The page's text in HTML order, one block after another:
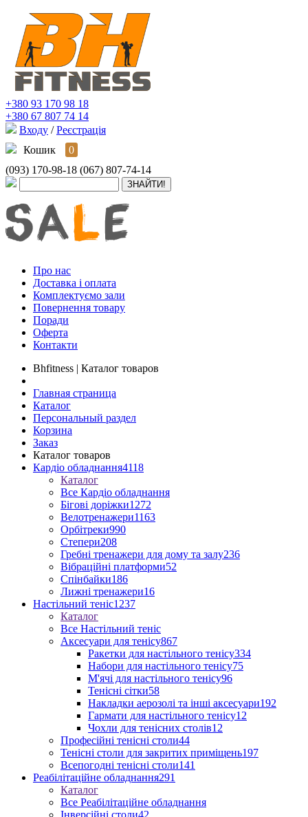
+380 93 170 98 18
+380 67 807 74 14
Входу / Реєстрація
Кошик
0
(093) 170-98-18 (067) 807-74-14
Про нас
Доставка і оплата
Комплектуємо зали
Повернення товару
Поради
Оферта
Контакти
Bhfitness | Каталог товаров
Главная страница
Каталог
Персональный раздел
Корзина
Заказ
Каталог товаров
Кардіо обладнання4118
Каталог
Все Кардіо обладнання
Бігові доріжки1272
Велотренажери1163
Орбітреки990
Степери208
Гребні тренажери для дому та залу236
Вібраційні платформи52
Спінбайки186
Лижні тренажери16
Настільний теніс1237
Каталог
Все Настільний теніс
Аксесуари для тенісу867
Ракетки для настільного тенісу334
Набори для настільного тенісу75
М'ячі для настільного тенісу96
Тенісні сітки58
Накладки аерозолі та інші аксесуари192
Гармати для настільного тенісу12
Чохли для тенісних столів12
Професійні тенісні столи44
Тенісні столи для закритих приміщень197
Всепогодні тенісні столи141
Реабілітаційне обладнання291
Каталог
Все Реабілітаційне обладнання
Інверсійні столи42